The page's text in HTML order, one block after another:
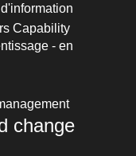
Capability
- en
change